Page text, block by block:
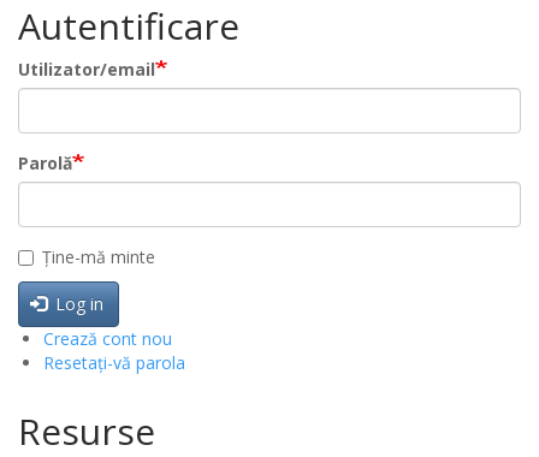
Autentificare
Utilizator/email
Parolă
Ține-mă minte
Log in
Crează cont nou
Resetați-vă parola
Resurse